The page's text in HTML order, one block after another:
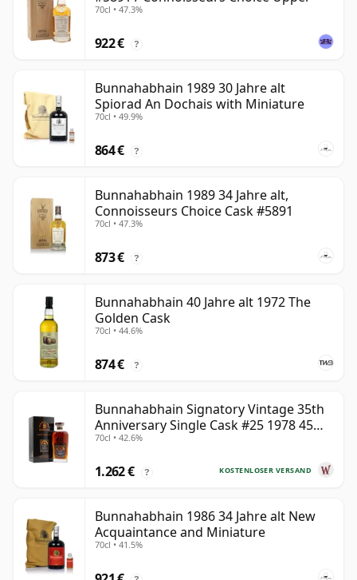
70cl • 47.3%
922 € ?
Bunnahabhain 1989 30 Jahre alt
Spiorad An Dochais with Miniature
70cl • 49.9%
864 € ?
Bunnahabhain 1989 34 Jahre alt,
Connoisseurs Choice Cask #5891
70cl • 47.3%
873 € ?
Bunnahabhain 40 Jahre alt 1972 The
Golden Cask
70cl • 44.6%
874 € ?
Bunnahabhain Signatory Vintage 35th
Anniversary Single Cask #25 1978 45
Jahre alt
70cl • 42.6%
KOSTENLOSER VERSAND
1.262 € ?
Bunnahabhain 1986 34 Jahre alt New
Acquaintance and Miniature
70cl • 41.5%